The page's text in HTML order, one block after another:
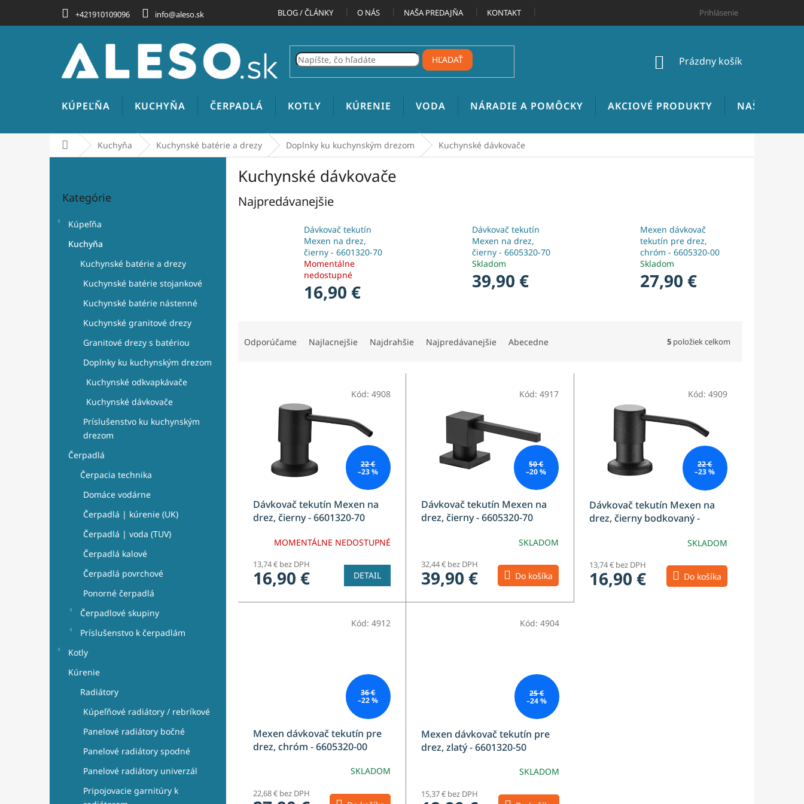
obsah
+421910109096 info@aleso.sk BLOG / ČLÁNKY O NÁS NAŠA PREDAJŇA KONTAKT CENNÍK INŠTALATÉRSKYCH PRÁC
Prihlásenie
HĽADAŤ
NÁKUPNÝ
Prázdny košík
KÚPEĽŇA KUCHYŇA ČERPADLÁ KOTLY KÚRENIE VODA NÁRADIE A POMÔCKY AKCIOVÉ PRODUKTY NAŠE
DomovKuchyňa Kuchynské batérie a drezy Doplnky ku kuchynským drezom Kuchynské dávkovače
kategórie
Kategórie
Kúpeľňa
Kuchyňa
Kuchynské batérie a drezy
Kuchynské batérie stojankové
Kuchynské batérie nástenné
Kuchynské granitové drezy
Granitové drezy s batériou
Doplnky ku kuchynským drezom
Kuchynské odkvapkávače
Kuchynské dávkovače
Príslušenstvo ku kuchynským
drezom
Čerpadlá
Čerpacia technika
Domáce vodárne
Čerpadlá | kúrenie (UK)
Čerpadlá | voda (TUV)
Čerpadlá kalové
Čerpadlá povrchové
Ponorné čerpadlá
Čerpadlové skupiny
Príslušenstvo k čerpadlám
Kotly
Kúrenie
Radiátory
Kúpeľňové radiátory / rebríkové
Panelové radiátory bočné
Panelové radiátory spodné
Panelové radiátory univerzál
Pripojovacie garnitúry k
Kuchynské dávkovače
Najpredávanejšie
Dávkovač tekutín
Mexen na drez,
čierny - 6601320-70
Momentálne
nedostupné
16,90 €
Dávkovač tekutín
Mexen na drez,
čierny - 6605320-70
Skladom
39,90 €
Mexen dávkovač
tekutín pre drez,
chróm - 6605320-00
Skladom
27,90 €
Odporúčame Najlacnejšie Najdrahšie Najpredávanejšie Abecedne 5 položiek celkom
22 €
–23 %
Dávkovač tekutín Mexen na
drez, čierny - 6601320-70
MOMENTÁLNE NEDOSTUPNÉ
13,74 € bez DPH
16,90 € DETAIL
Kód: 4908
50 €
–20 %
Dávkovač tekutín Mexen na
drez, čierny - 6605320-70
SKLADOM
32,44 € bez DPH
39,90 € Do košíka
Kód: 4917
22 €
–23 %
Dávkovač tekutín Mexen na
drez, čierny bodkovaný -
SKLADOM
13,74 € bez DPH
16,90 € Do košíka
Kód: 4909
36 €
–22 %
Mexen dávkovač tekutín pre
drez, chróm - 6605320-00
SKLADOM
22,68 € bez DPH
Kód: 4912
25 €
–24 %
Mexen dávkovač tekutín pre
drez, zlatý - 6601320-50
SKLADOM
15,37 € bez DPH
Kód: 4904